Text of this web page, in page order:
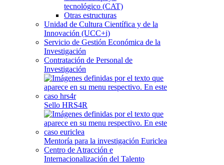
tecnológico (CAT)
Otras estructuras
Unidad de Cultura Científica y de la
Innovación (UCC+i)
Servicio de Gestión Económica de la
Investigación
Contratación de Personal de
Investigación
Sello HRS4R
Mentoría para la investigación Euriclea
Centro de Atracción e
Internacionalización del Talento